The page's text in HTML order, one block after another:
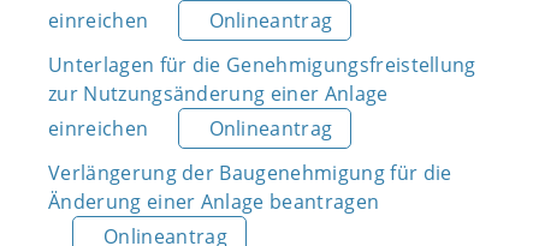
einreichen
Onlineantrag
Unterlagen für die Genehmigungsfreistellung
zur Nutzungsänderung einer Anlage
einreichen
Onlineantrag
Verlängerung der Baugenehmigung für die
Änderung einer Anlage beantragen
Onlineantrag